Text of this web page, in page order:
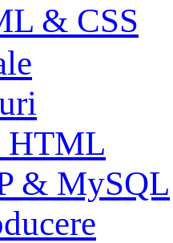
& CSS
& MySQL